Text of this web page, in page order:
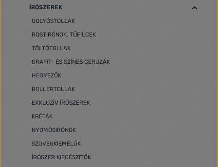
ÍRÓSZEREK
GOLYÓSTOLLAK
ROSTIRÓNOK, TŰFILCEK
TÖLTŐTOLLAK
GRAFIT- ÉS SZÍNES CERUZÁK
HEGYEZŐK
ROLLERTOLLAK
EXKLUZÍV ÍRÓSZEREK
KRÉTÁK
NYOMÓSIRÓNOK
SZÖVEGKIEMELŐK
ÍRÓSZER KIEGÉSZÍTŐK